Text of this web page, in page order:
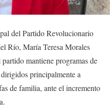
del Partido Revolucionario
Río, María Teresa Morales
mantiene programas de
principalmente a
de familia, ante el incremento